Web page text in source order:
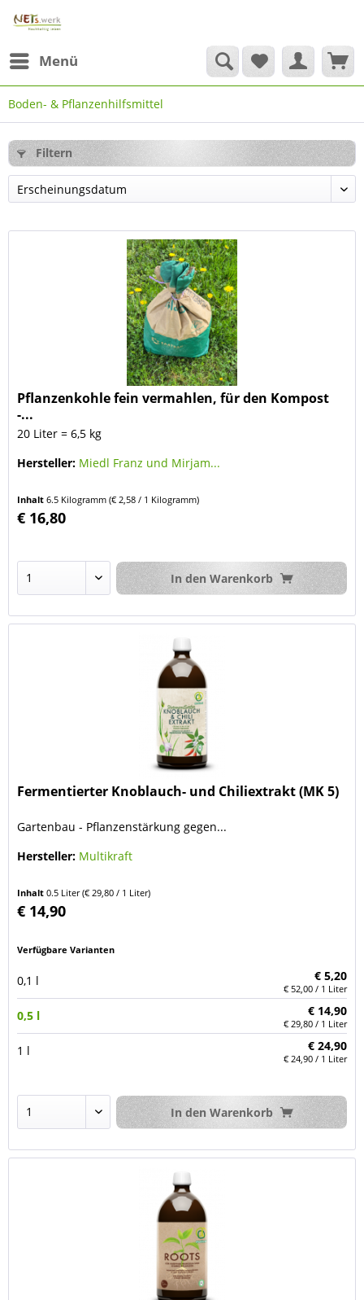
Menü
Boden- & Pflanzenhilfsmittel
Filtern
Pflanzenkohle fein vermahlen, für den Kompost
-...
20 Liter = 6,5 kg
Hersteller: Miedl Franz und Mirjam...
Inhalt6.5 Kilogramm(€ 2,58 / 1 Kilogramm)
€ 16,80
In den Warenkorb
Fermentierter Knoblauch- und Chiliextrakt (MK 5)
Gartenbau - Pflanzenstärkung gegen...
Hersteller: Multikraft
Inhalt0.5 Liter(€ 29,80 / 1 Liter)
€ 14,90
Verfügbare Varianten
0,1 l € 5,20
€ 52,00 / 1 Liter
0,5 l € 14,90
€ 29,80 / 1 Liter
1 l € 24,90
€ 24,90 / 1 Liter
In den Warenkorb